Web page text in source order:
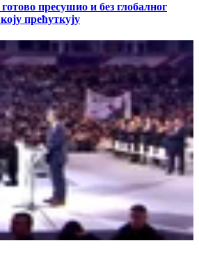
пресушио и без глобалног
прећуткују